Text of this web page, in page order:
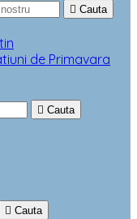
 Cauta
de Primavara
 Cauta
 Cauta